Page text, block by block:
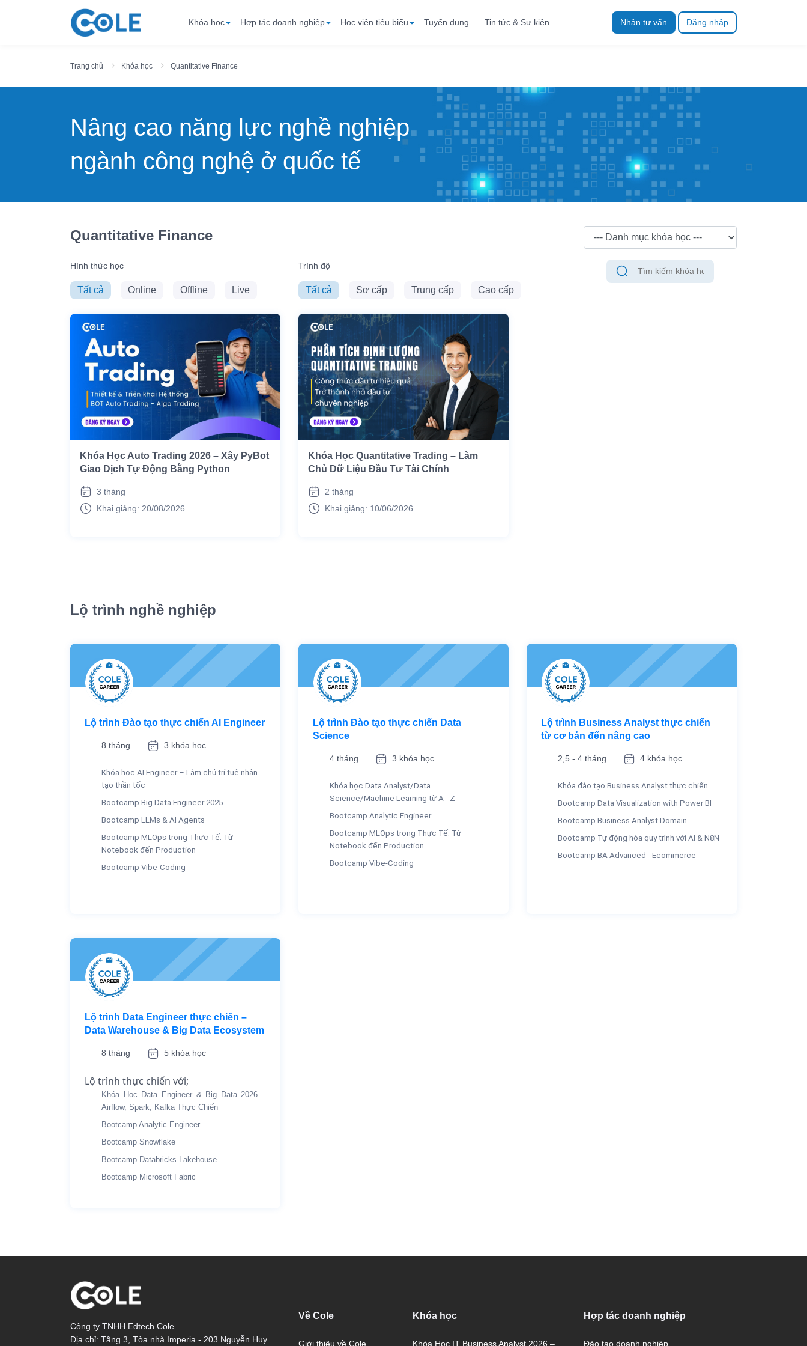
Khóa học Hợp tác doanh nghiệp Học viên tiêu biểu Tuyển dụng Tin tức & Sự kiện Nhận tư vấn Đăng nhập
Trang chủ Khóa học Quantitative Finance
Nâng cao năng lực nghề nghiệp
ngành công nghệ ở quốc tế
Quantitative Finance
Hình thức học
Tất cả Online Offline Live
Trình độ
Tất cả Sơ cấp Trung cấp Cao cấp
Khóa Học Auto Trading 2026 – Xây PyBot
Giao Dịch Tự Động Bằng Python
3 tháng
Khai giảng: 20/08/2026
Khóa Học Quantitative Trading – Làm
Chủ Dữ Liệu Đầu Tư Tài Chính
2 tháng
Khai giảng: 10/06/2026
Lộ trình nghề nghiệp
Lộ trình Đào tạo thực chiến AI Engineer
8 tháng 3 khóa học
Khóa học AI Engineer – Làm chủ trí tuệ nhân
tạo thần tốc
Bootcamp Big Data Engineer 2025
Bootcamp LLMs & AI Agents
Bootcamp MLOps trong Thực Tế: Từ
Notebook đến Production
Bootcamp Vibe-Coding
Lộ trình Đào tạo thực chiến Data
Science
4 tháng 3 khóa học
Khóa học Data Analyst/Data
Science/Machine Learning từ A - Z
Bootcamp Analytic Engineer
Bootcamp MLOps trong Thực Tế: Từ
Notebook đến Production
Bootcamp Vibe-Coding
Lộ trình Business Analyst thực chiến
từ cơ bản đến nâng cao
2,5 - 4 tháng 4 khóa học
Khóa đào tạo Business Analyst thực chiến
Bootcamp Data Visualization with Power BI
Bootcamp Business Analyst Domain
Bootcamp Tự động hóa quy trình với AI & N8N
Bootcamp BA Advanced - Ecommerce
Lộ trình Data Engineer thực chiến –
Data Warehouse & Big Data Ecosystem
8 tháng 5 khóa học
Lộ trình thực chiến với;
Khóa Học Data Engineer & Big Data 2026 –
Airflow, Spark, Kafka Thực Chiến
Bootcamp Analytic Engineer
Bootcamp Snowflake
Bootcamp Databricks Lakehouse
Bootcamp Microsoft Fabric
Công ty TNHH Edtech Cole
Địa chỉ: Tầng 3, Tòa nhà Imperia - 203 Nguyễn Huy
Về Cole
Giới thiệu về Cole
Khóa học
Khóa Học IT Business Analyst 2026 –
Hợp tác doanh nghiệp
Đào tạo doanh nghiệp